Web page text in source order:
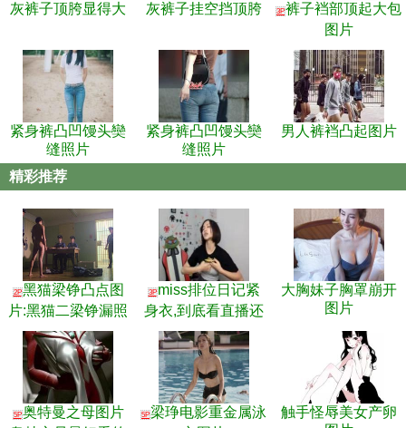
灰裤子顶胯显得大 灰裤子挂空挡顶胯 3P裤子裆部顶起大包
图片
紧身裤凸凹馒头奱
缝照片
紧身裤凸凹馒头奱
缝照片
男人裤裆凸起图片
精彩推荐
2P黑猫梁铮凸点图
片:黑猫二梁铮漏照
片曝光
3Pmiss排位日记紧
身衣,到底看直播还
是看走光呢
大胸妹子胸罩崩开
图片
5P奥特曼之母图片
5P梁琤电影重金属泳
触手怪辱美女产卵